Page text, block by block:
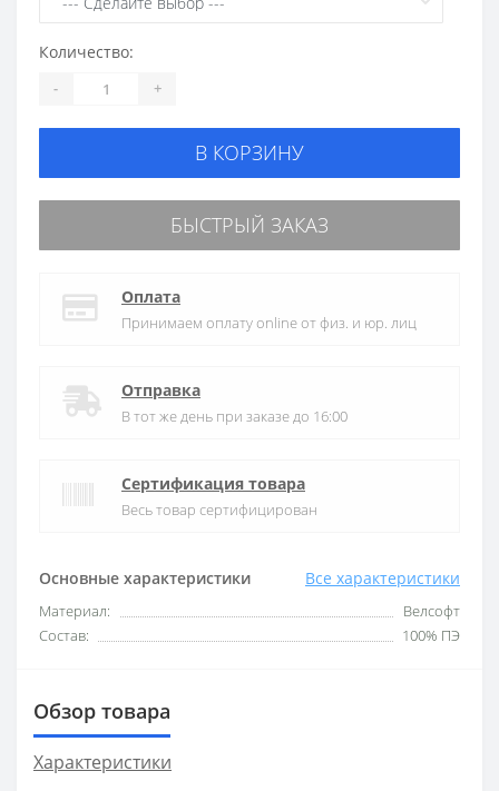
Основные характеристики Все характеристики
Материал:
Велсофт
Состав:
100% ПЭ
Количество:
- +
В КОРЗИНУ
БЫСТРЫЙ ЗАКАЗ
Оплата
Принимаем оплату online от физ. и юр. лиц
Отправка
В тот же день при заказе до 16:00
Сертификация товара
Весь товар сертифицирован
Обзор товара
Характеристики